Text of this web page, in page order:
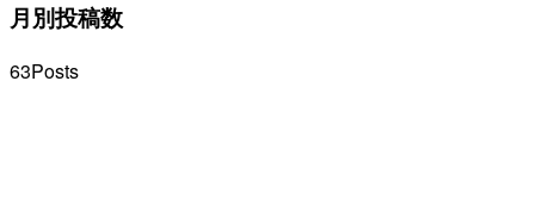
月別投稿数
63Posts